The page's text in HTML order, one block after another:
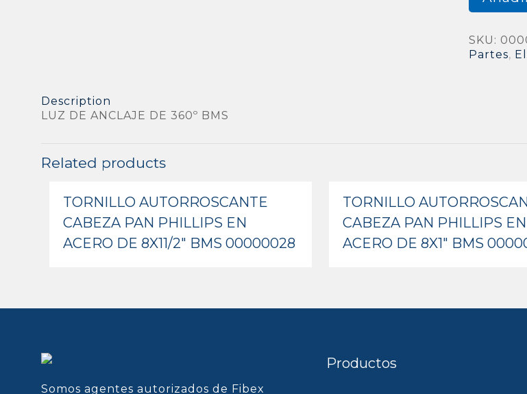
SKU:
Partes,
Description
LUZ DE ANCLAJE DE 360º BMS
Related products
TORNILLO AUTORROSCANTE
CABEZA PAN PHILLIPS EN
ACERO DE 8X11/2″ BMS 00000028
TORNILLO
CABEZA PAN PHILLIPS EN
ACERO DE 8X1″ BMS
Somos agentes autorizados de Fibex
Productos